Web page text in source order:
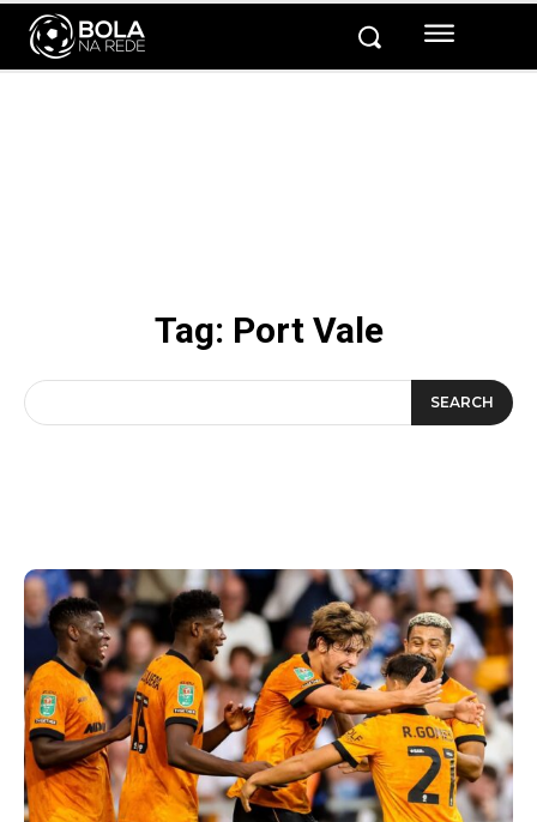
Tag: Port Vale
SEARCH